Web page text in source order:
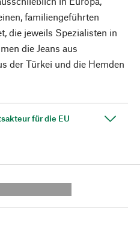
familiengeführten
die jeweils Spezialisten in
die Jeans aus
der Türkei und die Hemden
für die EU